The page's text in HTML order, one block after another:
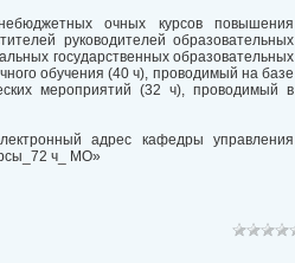
очных курсов повышения
руководителей образовательных
государственных образовательных
обучения (40 ч), проводимый на базе
мероприятий (32 ч), проводимый в
адрес кафедры управления
ч_ МО»